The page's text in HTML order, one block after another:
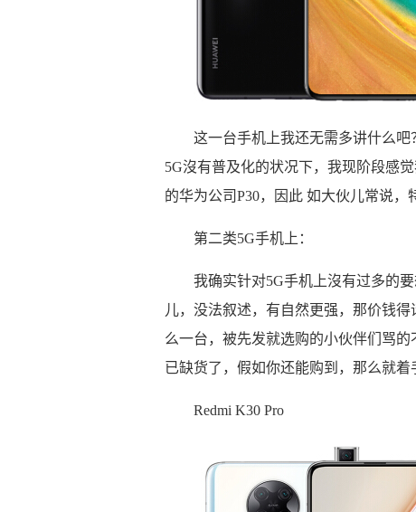
这一台手机上我还无需多讲什么
5G沒有普及化的状况下，我现阶段感
的华为公司P30，因此 如大伙儿常说，
第二类5G手机上：
我确实针对5G手机上沒有过多的
儿，没法叙述，有自然更强，那价钱
么一台，被先发就选购的小伙伴们骂
已缺货了，假如你还能购到，那么就着
Redmi K30 Pro